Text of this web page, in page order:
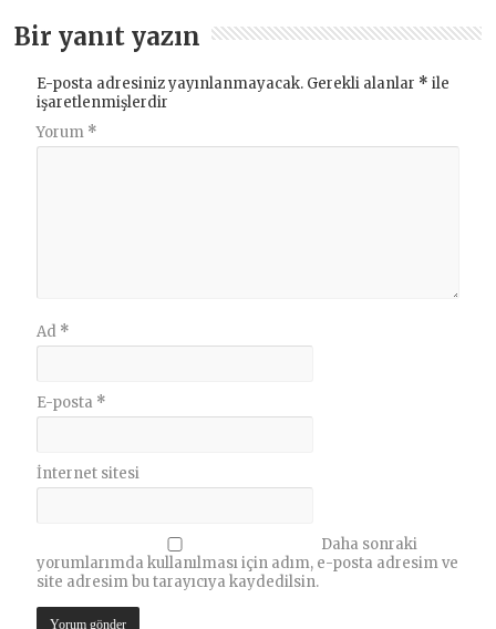
Bir yanıt yazın
E-posta adresiniz yayınlanmayacak. Gerekli alanlar * ile
işaretlenmişlerdir
Yorum *
Ad *
E-posta *
İnternet sitesi
Daha sonraki
yorumlarımda kullanılması için adım, e-posta adresim ve
site adresim bu tarayıcıya kaydedilsin.